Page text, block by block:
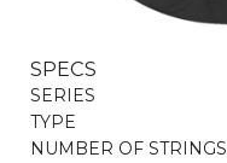
SPECS
SERIES
TYPE
NUMBER OF STRINGS